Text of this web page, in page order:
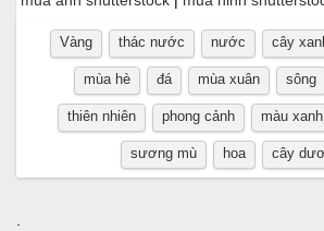
Vàng thác nước nước cây
mùa hè đá mùa xuân sông
thiên nhiên phong cảnh màu
sương mù hoa cây
.